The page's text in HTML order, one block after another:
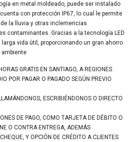
en metal moldeado, puede ser instalado
con protección IP67, lo cual le permite
la lluvia y otras inclemencias
contaminantes. Gracias a la tecnología LED
vida útil, proporcionando un gran ahorro
ambiente
GRATIS EN SANTIAGO, A REGIONES
POR PAGAR O PAGADO SEGÚN PREVIO
ESCRIBIÉNDONOS O DIRECTO
DE PAGO, COMO TARJETA DE DÉBITO O
O CONTRA ENTREGA, ADEMÁS
Y OPCIÓN DE CRÉDITO A CLIENTES